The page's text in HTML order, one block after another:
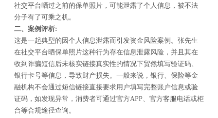
社交平台晒过之前的保单照片，可能泄露了个人信息，被不法
分子有了可乘之机。
二、案例评析:
这是一起典型的因个人信息泄露而引发资金风险案例。张先生
在社交平台晒保单照片这种行为存在信息泄露风险，并且其在
收到诈骗短信后未核实链接真实性的情况下贸然填写验证码、
银行卡号等信息，导致财产损失。一般来说，银行、保险等金
融机构不会通过短信链接直接要求用户填写完整账户信息或验
证码，如发现异常，消费者可通过官方APP、官方客服电话或柜
台等合规途径查询。